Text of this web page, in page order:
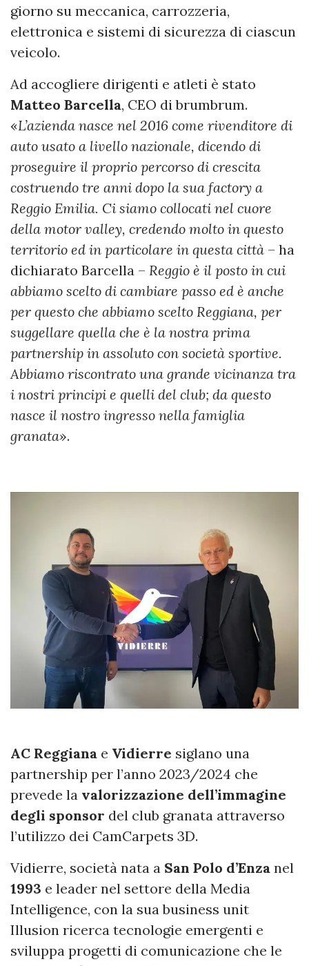
giorno su meccanica, carrozzeria,
elettronica e sistemi di sicurezza di ciascun
veicolo.
Ad accogliere dirigenti e atleti è stato
Matteo Barcella, CEO di brumbrum.
«L’azienda nasce nel 2016 come rivenditore di
auto usato a livello nazionale, dicendo di
proseguire il proprio percorso di crescita
costruendo tre anni dopo la sua factory a
Reggio Emilia. Ci siamo collocati nel cuore
della motor valley, credendo molto in questo
territorio ed in particolare in questa città – ha
dichiarato Barcella – Reggio è il posto in cui
abbiamo scelto di cambiare passo ed è anche
per questo che abbiamo scelto Reggiana, per
suggellare quella che è la nostra prima
partnership in assoluto con società sportive.
Abbiamo riscontrato una grande vicinanza tra
i nostri principi e quelli del club; da questo
nasce il nostro ingresso nella famiglia
granata».
AC Reggiana e Vidierre siglano una
partnership per l’anno 2023/2024 che
prevede la valorizzazione dell’immagine
degli sponsor del club granata attraverso
l’utilizzo dei CamCarpets 3D.
Vidierre, società nata a San Polo d’Enza nel
1993 e leader nel settore della Media
Intelligence, con la sua business unit
Illusion ricerca tecnologie emergenti e
sviluppa progetti di comunicazione che le